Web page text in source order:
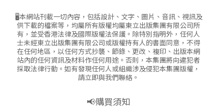
🖥本網站刊載一切內容，包括設計、文字、圖片、音訊、視訊及
供下載的檔案等，均屬所有版權均屬東立出版集團有限公司所
有，並受香港法律及國際版權法保護。除特別指明外，任何人
士未經東立出版集團有限公司或版權持有人的書面同意，不得
在任何地區，以任何方式抄襲、節錄、更改、複印、出版本網
站內的任何資訊及材料作任何用途。否則，本集團將向違犯者
採取法律行動。如有發現任何人或組織涉及侵犯本集團版權，
請立即與我們聯絡。
📢購買須知